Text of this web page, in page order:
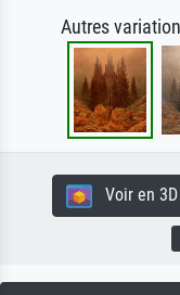
Autres
Voir en